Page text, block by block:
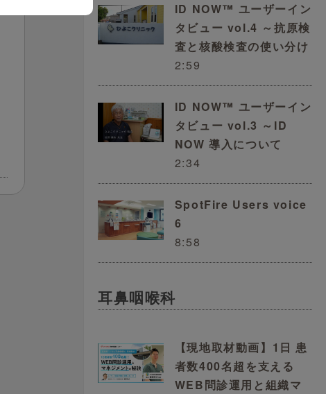
ID NOW™ ユーザーイン
タビュー vol.4 ～抗原検
査と核酸検査の使い分け
2:59
ID NOW™ ユーザーイン
タビュー vol.3 ～ID
NOW 導入について
2:34
SpotFire Users voice
6
8:58
耳鼻咽喉科
【現地取材動画】1日 患
者数400名超を支える
WEB問診運用と組織マ